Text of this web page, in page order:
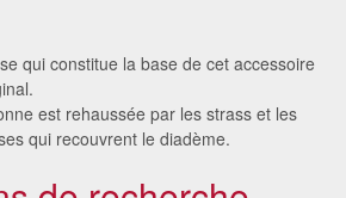
qui constitue la base de cet accessoire
est rehaussée par les strass et les
qui recouvrent le diadème.